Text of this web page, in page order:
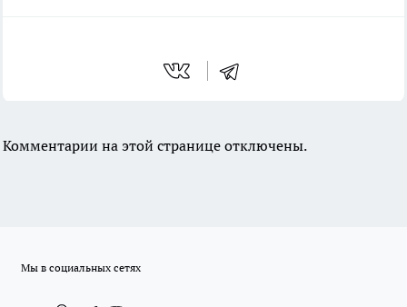
Комментарии на этой странице отключены.
Мы в социальных сетях